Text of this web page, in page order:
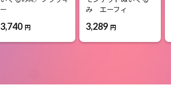
ー
3,740 円
み エーフィ
3,289 円